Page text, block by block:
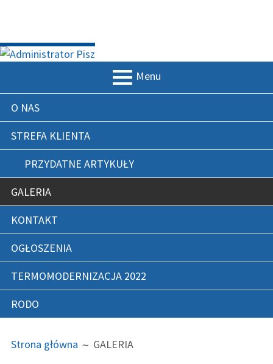
do
treści
ADMINISTRATOR PISZ
Menu
MENU
GŁÓWNE
O NAS
STREFA KLIENTA
PRZYDATNE ARTYKUŁY
GALERIA
KONTAKT
OGŁOSZENIA
TERMOMODERNIZACJA 2022
RODO
STRON
Strona główna GALERIA